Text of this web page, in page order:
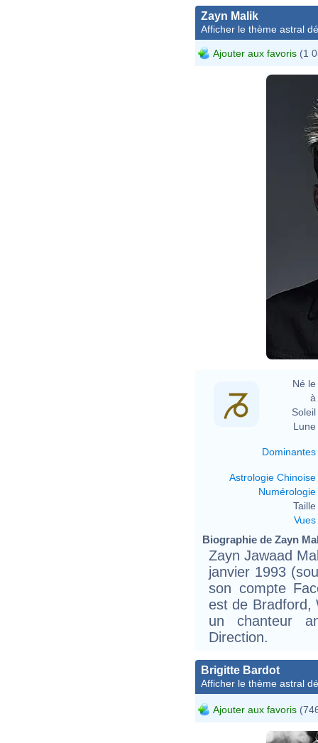
Zayn Malik
Afficher le thème astral
Ajouter aux favoris (1
Né le
à
Soleil
Lune
Dominantes
Astrologie Chinoise
Numérologie
Taille
Vues
Biographie de Zayn
Zayn Jawaad
janvier 1993
son compte
est de Bradford,
un chanteur
Direction.
Brigitte Bardot
Afficher le thème astral
Ajouter aux favoris